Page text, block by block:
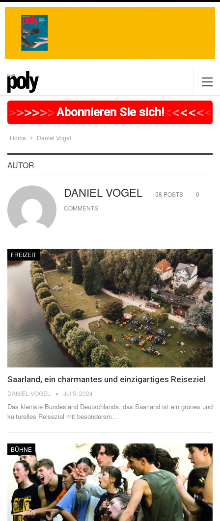
>>>>>>>>>>>>>>>>>
Abonnieren Sie sich!<<<<<<<
Home Daniel Vogel
AUTOR
DANIEL VOGEL 58 POSTS
0
COMMENTS
FREIZEIT
Saarland, ein charmantes und einzigartiges Reiseziel
DANIEL VOGEL Jul 5, 2024
Das kleinste Bundesland Deutschlands, das Saarland ist ein grünes und
kulturelles Reiseziel mit besonderem…
BÜHNE